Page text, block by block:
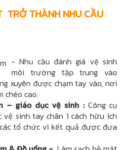
TRỞ THÀNH NHU CẦU
​- Nhu cầu đánh giá vệ sinh
môi trường tập trung vào
xuyên được chạm tay vào, nơi
chéo cao.
– giáo dục vệ sinh :Công cụ
sinh tay chân 1 cách hữu ích
tổ chức vì kết quả được đưa